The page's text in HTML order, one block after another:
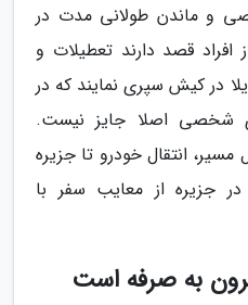
و ماندن طولانی مدت در
قصد دارند تعطیلات و
در کیش سپری نمایند که در
شخصی اصلا جایز نیست.
انتقال خودرو تا جزیره
جزیره از معایب سفر با
به صرفه است